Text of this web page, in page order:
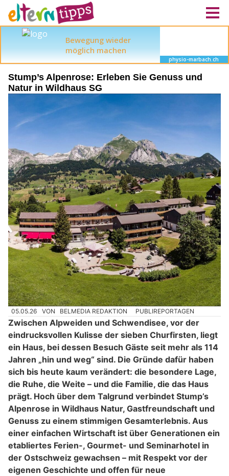
Stump’s Alpenrose: Erleben Sie Genuss und
Natur in Wildhaus SG
05.05.26 VON BELMEDIA REDAKTION PUBLIREPORTAGEN
Zwischen Alpweiden und Schwendisee, vor der
eindrucksvollen Kulisse der sieben Churfirsten, liegt
ein Haus, bei dessen Besuch Gäste seit mehr als 114
Jahren „hin und weg“ sind. Die Gründe dafür haben
sich bis heute kaum verändert: die besondere Lage,
die Ruhe, die Weite – und die Familie, die das Haus
prägt. Hoch über dem Talgrund verbindet Stump’s
Alpenrose in Wildhaus Natur, Gastfreundschaft und
Genuss zu einem stimmigen Gesamterlebnis. Aus
einer einfachen Wirtschaft ist über Generationen ein
etabliertes Ferien-, Gourmet- und Seminarhotel in
der Ostschweiz gewachsen – mit Respekt vor der
eigenen Geschichte und offen für neue